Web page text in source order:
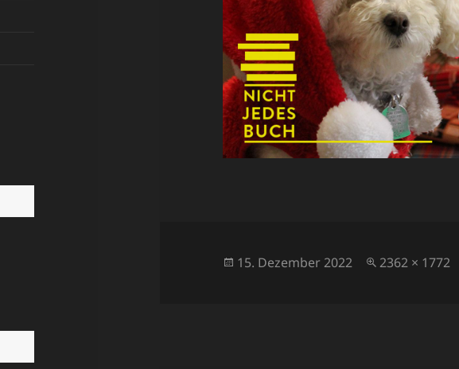
Veröffentlicht
15. Dezember 2022
Volle
2362 × 1772